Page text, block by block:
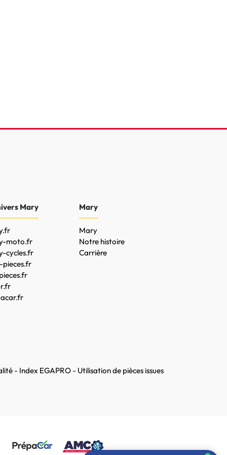
75 ch BVM5
Mary
moto.fr
cycles.fr
pieces.fr
Mary
Mary
Notre histoire
Carrière
- Index EGAPRO - Utilisation de pièces issues